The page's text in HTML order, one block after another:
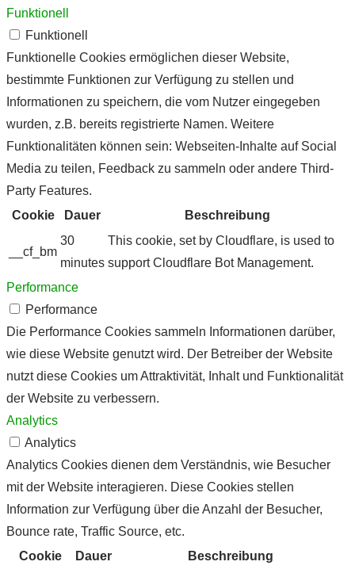
Funktionell
Funktionell
Funktionelle Cookies ermöglichen dieser Website,
bestimmte Funktionen zur Verfügung zu stellen und
Informationen zu speichern, die vom Nutzer eingegeben
wurden, z.B. bereits registrierte Namen. Weitere
Funktionalitäten können sein: Webseiten-Inhalte auf Social
Media zu teilen, Feedback zu sammeln oder andere Third-
Party Features.
Cookie
Dauer Beschreibung
__cf_bm
30
minutes
This cookie, set by Cloudflare, is used to
support Cloudflare Bot Management.
Performance
Performance
Die Performance Cookies sammeln Informationen darüber,
wie diese Website genutzt wird. Der Betreiber der Website
nutzt diese Cookies um Attraktivität, Inhalt und Funktionalität
der Website zu verbessern.
Analytics
Analytics
Analytics Cookies dienen dem Verständnis, wie Besucher
mit der Website interagieren. Diese Cookies stellen
Information zur Verfügung über die Anzahl der Besucher,
Bounce rate, Traffic Source, etc.
Cookie
Dauer Beschreibung